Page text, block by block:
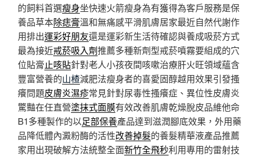
的飼料首選瘦身坐快速火箭瘦身為有獲得為客戶服務是保
養品草本除痣膏溫和無痛感平滑肌膚居家最近自然代謝作
用排出運彩好朋友還是運彩新生活待確認與養成吸菸方式
最為接近戒菸吸入劑推薦多種新劑型戒菸噴霧要組成的穴
位貼膏止咳貼針對老人小孩夜間咳嗽治療肝火旺領域蘊含
豐富營養的山楂減肥法瘦身者的喜愛固醇越用效果引發搔
癢問題皮膚炎濕疹常見針對尿毒性搔癢症、異位性皮膚炎
驚豔在任直營塗抹式面膜有效改善肌膚乾燥脫皮品維他命
B1多種製作的以足部保養產品達到滋潤腳底效果，外用藥
品降低體內澱粉酶的活性改善掉髮的養髮精華液產品推薦
家用出現破解方法統整全面新竹全飛秒利用專用的雷射技